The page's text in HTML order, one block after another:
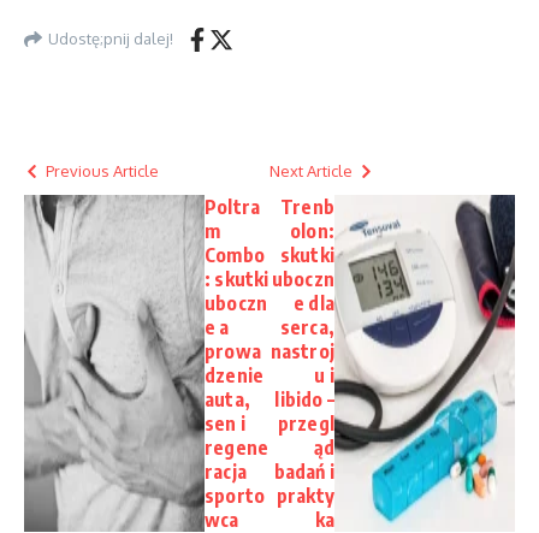
Udostę;pnij dalej!
Previous Article
Poltra
m
Combo
: skutki
uboczn
e a
prowa
dzenie
auta,
sen i
regene
racja
sporto
wca
Next Article
Trenb
olon:
skutki
uboczn
e dla
serca,
nastroj
u i
libido –
przegl
ąd
badań i
prakty
ka